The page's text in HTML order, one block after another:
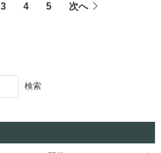
3 4 5 次へ
検索